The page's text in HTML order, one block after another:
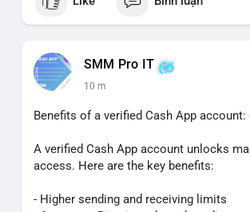
SMM Pro IT
10 m
Benefits of a verified Cash App
A verified Cash App account unlocks
access. Here are the key benefits:
- Higher sending and receiving limits